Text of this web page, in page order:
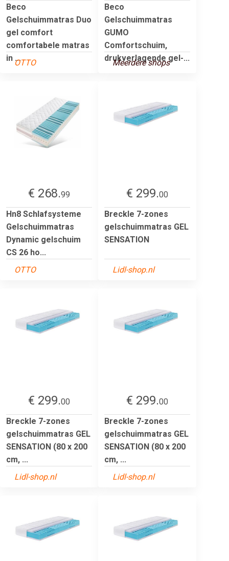
Beco
Gelschuimmatras Duo
gel comfort
comfortabele matras
in ...OTTO
Beco
Gelschuimmatras
GUMO
Comfortschuim,
drukverlagende gel-...
Meerdere shops
€ 268.99
Hn8 Schlafsysteme
Gelschuimmatras
Dynamic gelschuim
CS 26 ho...
OTTO
€ 299.00
Breckle 7-zones
gelschuimmatras GEL
SENSATION
Lidl-shop.nl
€ 299.00
Breckle 7-zones
gelschuimmatras GEL
SENSATION (80 x 200
cm, ...
Lidl-shop.nl
€ 299.00
Breckle 7-zones
gelschuimmatras GEL
SENSATION (80 x 200
cm, ...
Lidl-shop.nl